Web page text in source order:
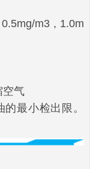
m3 , 1.0m
空气
最小检出限。